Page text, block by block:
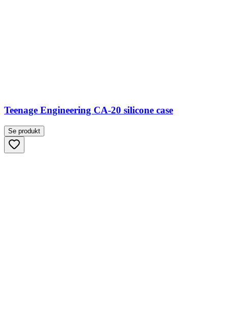
Teenage Engineering CA-20 silicone case
Se produkt